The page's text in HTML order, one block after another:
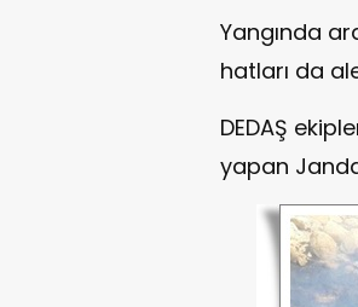
Yangında
hatları da
DEDAŞ
yapan